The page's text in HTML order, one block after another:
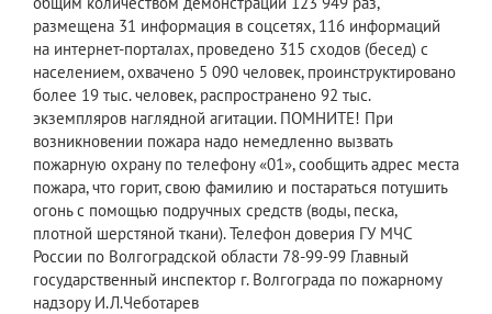
размещена 31 информация в соцсетях, 116 информаций
на интернет-порталах, проведено 315 сходов (бесед) с
населением, охвачено 5 090 человек, проинструктировано
более 19 тыс. человек, распространено 92 тыс.
экземпляров наглядной агитации. ПОМНИТЕ! При
возникновении пожара надо немедленно вызвать
пожарную охрану по телефону «01», сообщить адрес места
пожара, что горит, свою фамилию и постараться потушить
огонь с помощью подручных средств (воды, песка,
плотной шерстяной ткани). Телефон доверия ГУ МЧС
России по Волгоградской области 78-99-99 Главный
государственный инспектор г. Волгограда по пожарному
надзору И.Л.Чеботарев